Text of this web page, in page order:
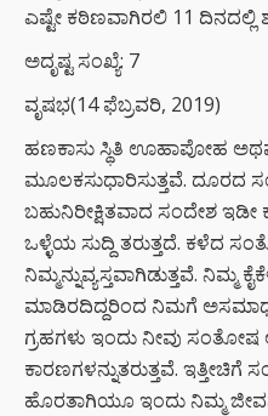
ಎಷ್ಟೇ ಕಠಿಣವಾಗಿರಲಿ 11 ದಿನದಲ್ಲಿ
ಅದೃಷ್ಟ ಸಂಖ್ಯೆ: 7
ವೃಷಭ(14 ಫೆಬ್ರವರಿ, 2019)
ಹಣಕಾಸು ಸ್ಥಿತಿ ಊಹಾಪೋಹ
ಮೂಲಕಸುಧಾರಿಸುತ್ತವೆ. ದೂರದ
ಬಹುನಿರೀಕ್ಷಿತವಾದ ಸಂದೇಶ
ಒಳ್ಳೆಯ ಸುದ್ದಿ ತರುತ್ತದೆ. ಕಳೆದ
ನಿಮ್ಮನ್ನುವ್ಯಸ್ತವಾಗಿಡುತ್ತವೆ. ನಿಮ್ಮ
ಮಾಡಿರದಿದ್ದರಿಂದ ನಿಮಗೆ
ಗ್ರಹಗಳು ಇಂದು ನೀವು ಸಂತೋಷ
ಕಾರಣಗಳನ್ನುತರುತ್ತವೆ. ಇತ್ತೀಚಿಗೆ
ಹೊರತಾಗಿಯೂ ಇಂದು ನಿಮ್ಮ